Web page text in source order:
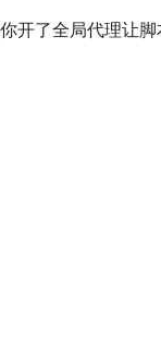
开了全局代理让